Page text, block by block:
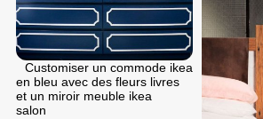
Customiser un commode ikea
en bleu avec des fleurs livres
et un miroir meuble ikea
salon